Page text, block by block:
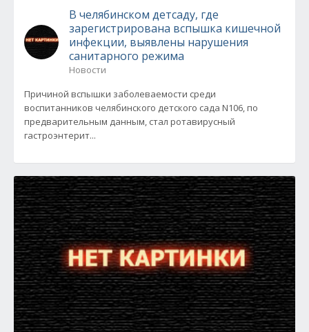
В челябинском детсаду, где
зарегистрирована вспышка кишечной
инфекции, выявлены нарушения
санитарного режима
Новости
Причиной вспышки заболеваемости среди
воспитанников челябинского детского сада N106, по
предварительным данным, стал ротавирусный
гастроэнтерит...